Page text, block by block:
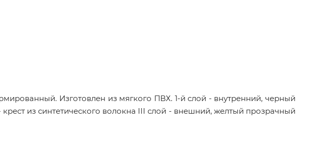
Изготовлен из мягкого ПВХ. 1-й слой - внутренний, черный
из синтетического волокна III слой - внешний, желтый прозрачный